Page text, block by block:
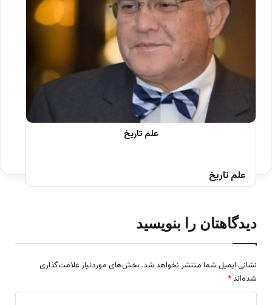
علم تاریخ
دیدگاهتان را بنویسید
نشانی ایمیل شما منتشر نخواهد شد. بخش‌های موردنیاز علامت‌گذاری
شده‌اند *